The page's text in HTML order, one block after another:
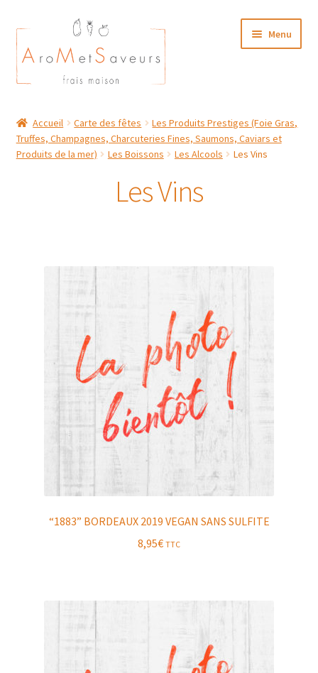
Aller
à
la
navigation
Aller
au
contenu
Menu
Plat du Jour/ Menu Week end
Accueil Carte des fêtes
Les Produits Prestiges (Foie Gras,
Truffes, Champagnes, Charcuteries Fines, Saumons, Caviars et
Produits de la mer)
Les Boissons Les Alcools Les Vins
Les Vins
“1883” BORDEAUX 2019 VEGAN SANS SULFITE
8,95€ TTC